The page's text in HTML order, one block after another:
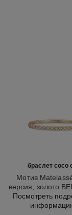
браслет coco
Мотив
версия, золото
18 карат,
Арт. J13084
Посмотреть